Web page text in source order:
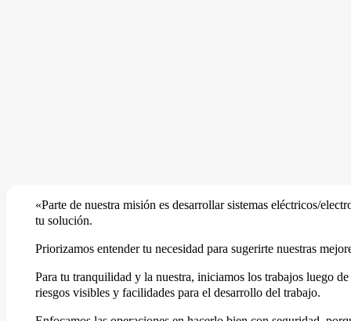
«Parte de nuestra misión es desarrollar sistemas eléctricos/
tu solución.
Priorizamos entender tu necesidad para sugerirte nuestras
Para tu tranquilidad y la nuestra, iniciamos los trabajos luego
riesgos visibles y facilidades para el desarrollo del trabajo.